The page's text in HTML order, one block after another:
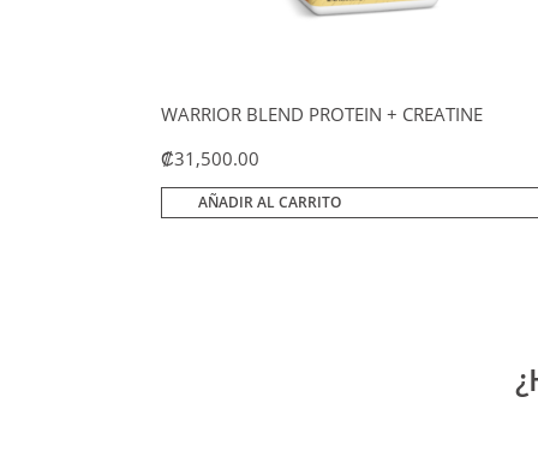
WARRIOR BLEND PROTEIN + CREATINE
₡31,500.00
AÑADIR AL CARRITO